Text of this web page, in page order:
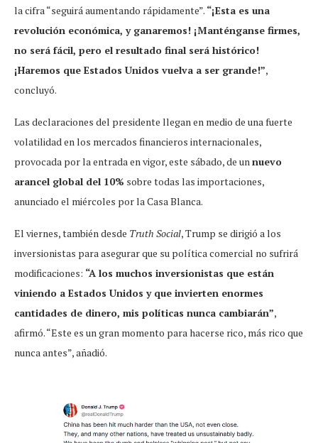
la cifra “seguirá aumentando rápidamente”. “¡Esta es una
revolución económica, y ganaremos! ¡Manténganse firmes,
no será fácil, pero el resultado final será histórico!
¡Haremos que Estados Unidos vuelva a ser grande!”,
concluyó.
Las declaraciones del presidente llegan en medio de una fuerte
volatilidad en los mercados financieros internacionales,
provocada por la entrada en vigor, este sábado, de unnuevo
arancel global del 10% sobre todas las importaciones,
anunciado el miércoles por la Casa Blanca.
El viernes, también desde Truth Social, Trump se dirigió a los
inversionistas para asegurar que su política comercial no sufrirá
modificaciones: “A los muchos inversionistas que están
viniendo a Estados Unidos y que invierten enormes
cantidades de dinero, mis políticas nunca cambiarán”,
afirmó. “Este es un gran momento para hacerse rico, más rico que
nunca antes”, añadió.